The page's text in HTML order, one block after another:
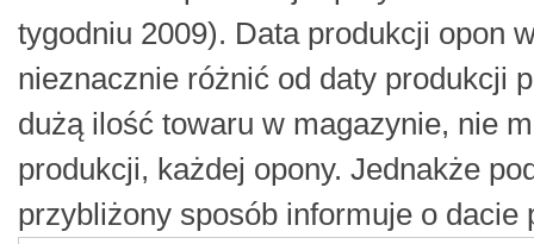
tygodniu 2009). Data produkcji opon
nieznacznie różnić od daty produkcji
dużą ilość towaru w magazynie, nie
produkcji, każdej opony. Jednakże
przybliżony sposób informuje o dacie